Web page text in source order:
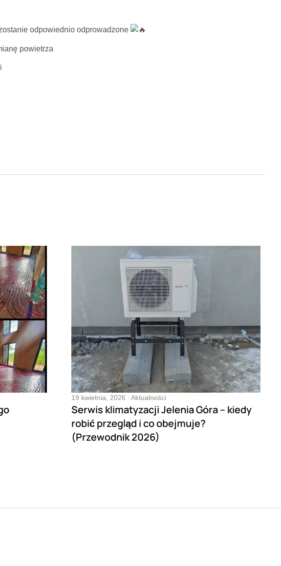
odpowiednio odprowadzone
powietrza
19 kwietnia, 2026 Aktualności
Serwis klimatyzacji Jelenia Góra – kiedy
robić przegląd i co obejmuje?
(Przewodnik 2026)